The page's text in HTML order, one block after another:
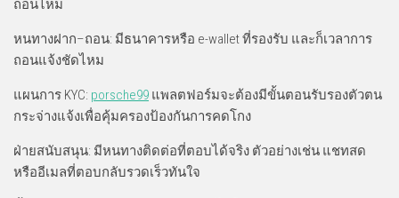
ถอนไหม
หนทางฝาก–ถอน: มีธนาคารหรือ e-wallet ที่รองรับ และก็เวลาการ
ถอนแจ้งชัดไหม
แผนการ KYC: porsche99 แพลตฟอร์มจะต้องมีขั้นตอนรับรองตัวตน
กระจ่างแจ้งเพื่อคุ้มครองป้องกันการคดโกง
ฝ่ายสนับสนุน: มีหนทางติดต่อที่ตอบได้จริง ตัวอย่างเช่น แชทสด
หรืออีเมลที่ตอบกลับรวดเร็วทันใจ